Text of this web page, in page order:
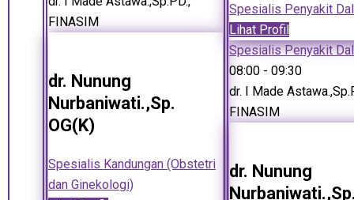
FINASIM
dr. Nunung
Nurbaniwati.,Sp.
OG(K)
Spesialis Kandungan (Obstetri
dan Ginekologi)
Spesialis Penyakit
Lihat Profil
Spesialis Penyakit
08:00 - 09:30
dr. I Made
FINASIM
dr. Nunung